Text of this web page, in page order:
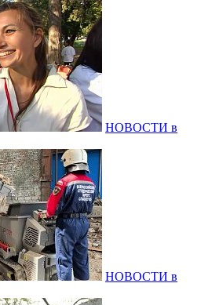
НОВОСТИ в
НОВОСТИ в